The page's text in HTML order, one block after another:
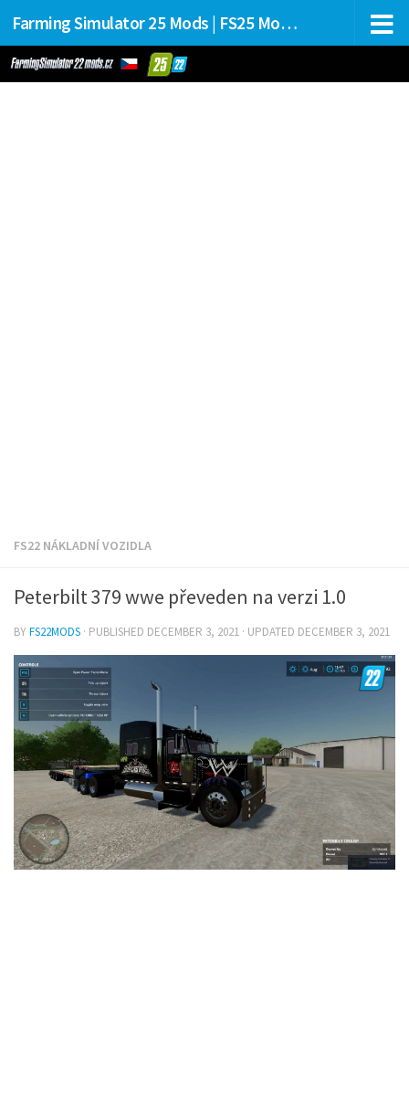
Farming Simulator 25 Mods | FS25 Mods Stahování
FS22 NÁKLADNÍ VOZIDLA
Peterbilt 379 wwe převeden na verzi 1.0
BYFS22MODS · PUBLISHED DECEMBER 3, 2021 · UPDATED DECEMBER 3, 2021